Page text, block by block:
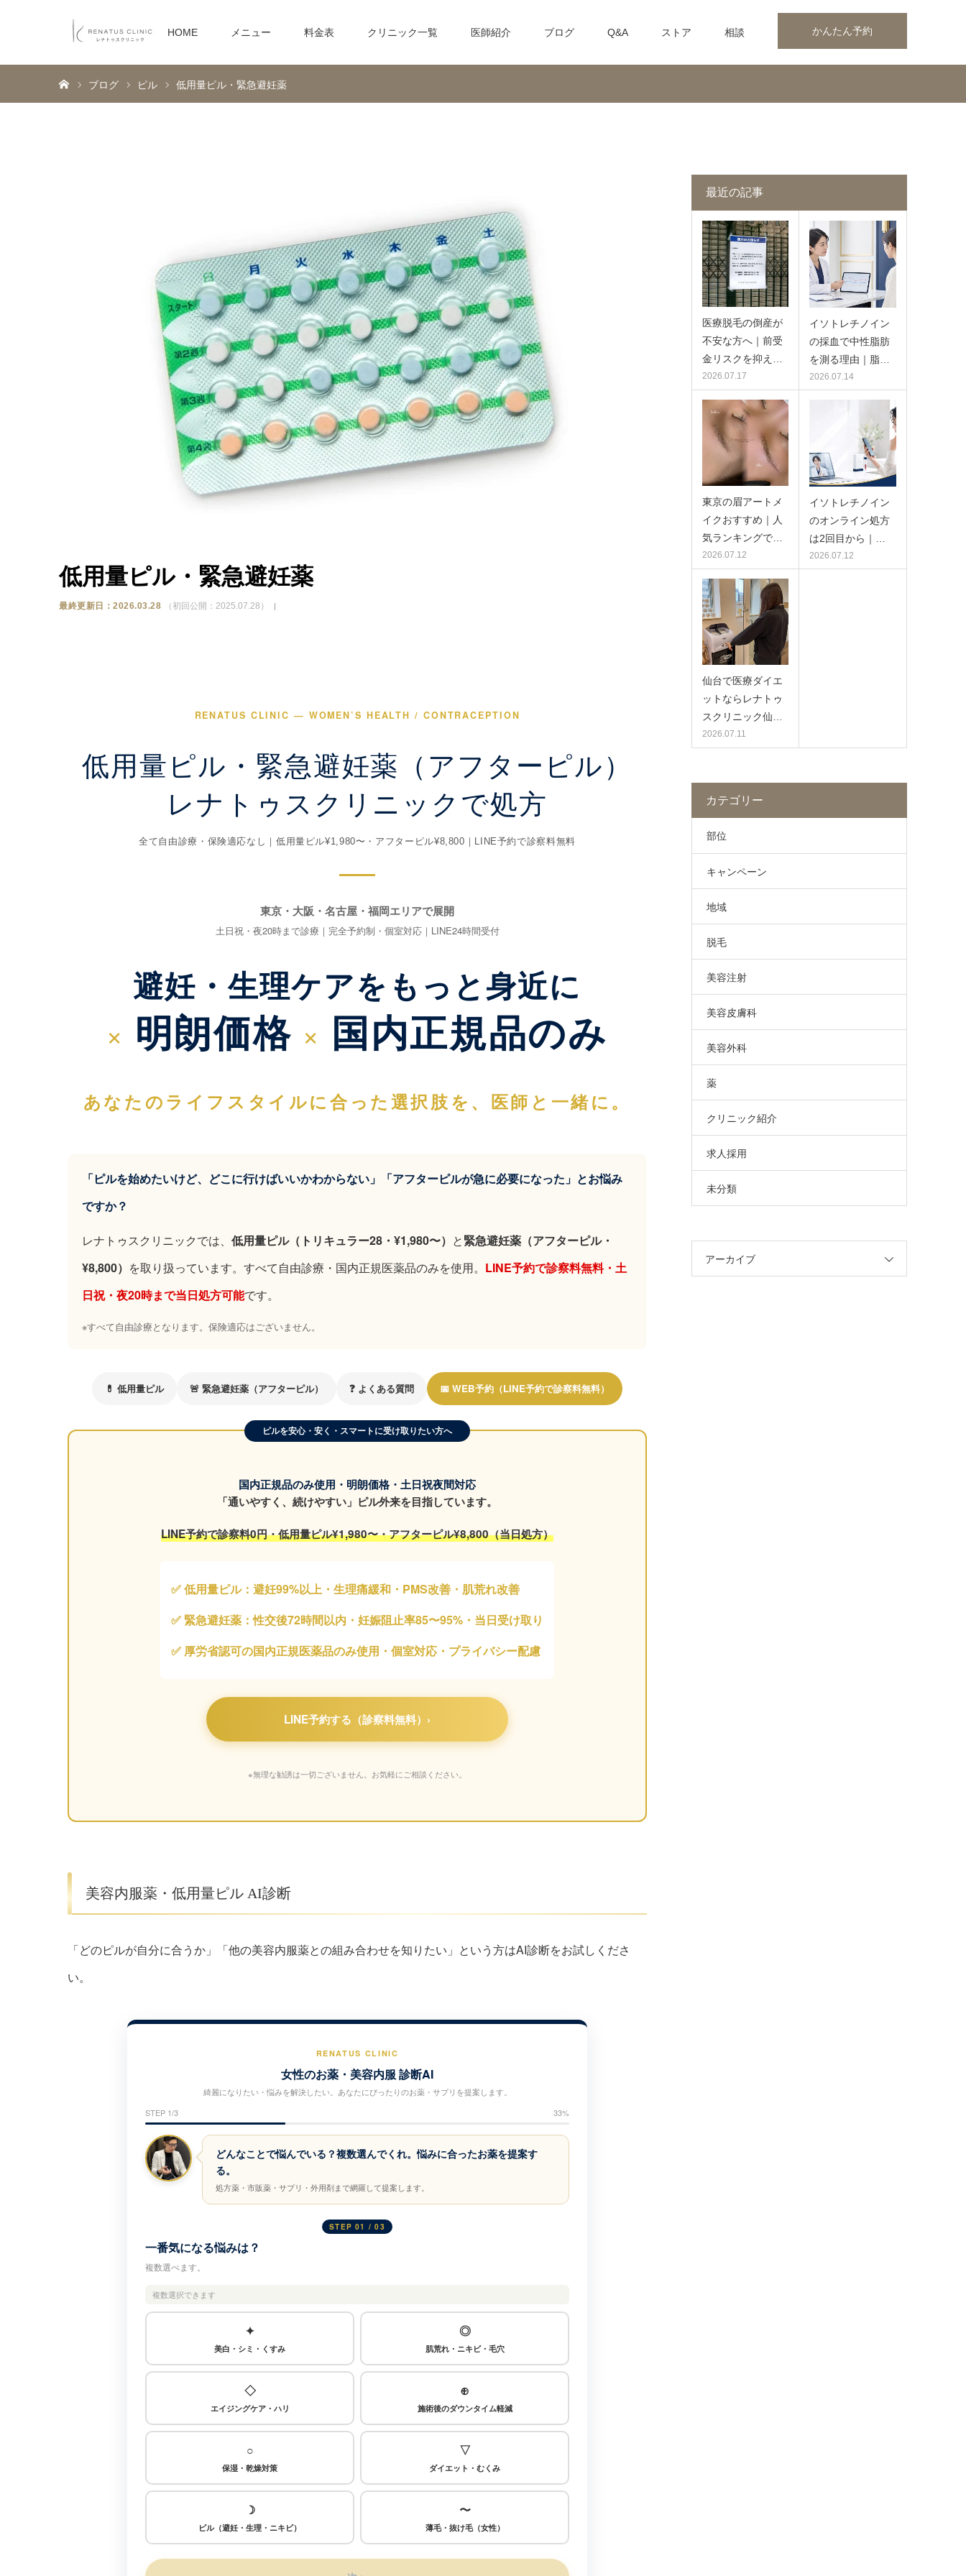
かんたん予約
HOME メニュー 料金表 クリニック一覧 医師紹介 ブログ Q&A ストア 相談
ブログ ピル 低用量ピル・緊急避妊薬
低用量ピル・緊急避妊薬
最終更新日：2026.03.28 （初回公開：2025.07.28）
RENATUS CLINIC — WOMEN’S HEALTH / CONTRACEPTION
低用量ピル・緊急避妊薬（アフターピル）
レナトゥスクリニックで処方
全て自由診療・保険適応なし｜低用量ピル¥1,980〜・アフターピル¥8,800｜LINE予約で診察料無料
東京・大阪・名古屋・福岡エリアで展開
土日祝・夜20時まで診療｜完全予約制・個室対応｜LINE24時間受付
避妊・生理ケアをもっと身近に
× 明朗価格 × 国内正規品のみ
あなたのライフスタイルに合った選択肢を、医師と一緒に。
「ピルを始めたいけど、どこに行けばいいかわからない」「アフターピルが急に必要になった」とお悩み
ですか？
レナトゥスクリニックでは、 低用量ピル（トリキュラー28・¥1,980〜） と緊急避妊薬（アフターピル・
¥8,800） を取り扱っています。すべて自由診療・国内正規医薬品のみを使用。 LINE予約で診察料無料・土
日祝・夜20時まで当日処方可能です。
※すべて自由診療となります。保険適応はございません。
💊 低用量ピル 🚨 緊急避妊薬（アフターピル） ❓ よくある質問 📅 WEB予約（LINE予約で診察料無料）
ピルを安心・安く・スマートに受け取りたい方へ
国内正規品のみ使用・明朗価格・土日祝夜間対応
「通いやすく、続けやすい」ピル外来を目指しています。
LINE予約で診察料0円・低用量ピル¥1,980〜・アフターピル¥8,800（当日処方）
✅ 低用量ピル：避妊99%以上・生理痛緩和・PMS改善・肌荒れ改善
✅ 緊急避妊薬：性交後72時間以内・妊娠阻止率85〜95%・当日受け取り
✅ 厚労省認可の国内正規医薬品のみ使用・個室対応・プライバシー配慮
LINE予約する（診察料無料）›
※無理な勧誘は一切ございません。お気軽にご相談ください。
美容内服薬・低用量ピル AI診断
「どのピルが自分に合うか」「他の美容内服薬との組み合わせを知りたい」という方はAI診断をお試しくださ
い。
RENATUS CLINIC
女性のお薬・美容内服 診断AI
綺麗になりたい・悩みを解決したい。あなたにぴったりのお薬・サプリを提案します。
STEP 1/3
33%
どんなことで悩んでいる？複数選んでくれ。悩みに合ったお薬を提案す
る。
処方薬・市販薬・サプリ・外用剤まで網羅して提案します。
STEP 01 / 03
一番気になる悩みは？
複数選べます。
複数選択できます
✦
美白・シミ・くすみ
◎
肌荒れ・ニキビ・毛穴
◇
エイジングケア・ハリ
⊕
施術後のダウンタイム軽減
○
保湿・乾燥対策
▽
ダイエット・むくみ
☽
ピル（避妊・生理・ニキビ）
〜
薄毛・抜け毛（女性）
最近の記事
医療脱毛の倒産が
不安な方へ｜前受
金リスクを抑え…
2026.07.17
イソトレチノイン
の採血で中性脂肪
を測る理由｜脂…
2026.07.14
東京の眉アートメ
イクおすすめ｜人
気ランキングで…
2026.07.12
イソトレチノイン
のオンライン処方
は2回目から｜…
2026.07.12
仙台で医療ダイエ
ットならレナトゥ
スクリニック仙…
2026.07.11
カテゴリー
部位
キャンペーン
地域
脱毛
美容注射
美容皮膚科
美容外科
薬
クリニック紹介
求人採用
未分類
アーカイブ